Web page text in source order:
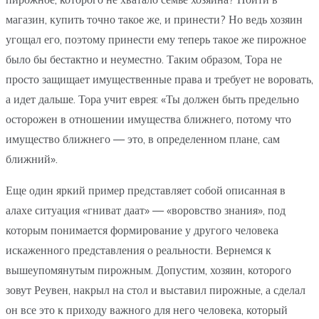
магазин, купить точно такое же, и принести? Но ведь хозяин
угощал его, поэтому принести ему теперь такое же пирожное
было бы бестактно и неуместно. Таким образом, Тора не
просто защищает имущественные права и требует не воровать,
а идет дальше. Тора учит еврея: «Ты должен быть предельно
осторожен в отношении имущества ближнего, потому что
имущество ближнего — это, в определенном плане, сам
ближний».
Еще один яркий пример представляет собой описанная в
алахе ситуация «гниват даат» — «воровство знания», под
которым понимается формирование у другого человека
искаженного представления о реальности. Вернемся к
вышеупомянутым пирожным. Допустим, хозяин, которого
зовут Реувен, накрыл на стол и выставил пирожные, а сделал
он все это к приходу важного для него человека, который